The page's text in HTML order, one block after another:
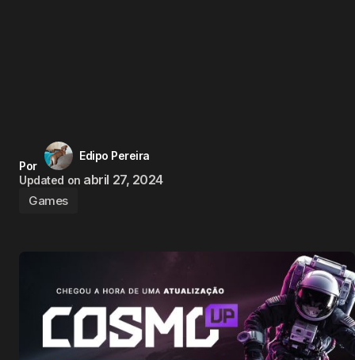
Por
Edipo Pereira
Updated on abril 27, 2024
Games